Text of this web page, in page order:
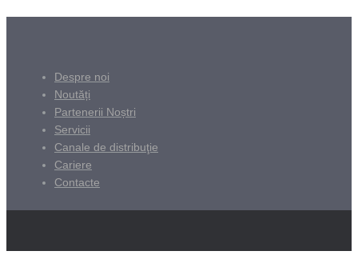
Despre noi
Noutăți
Partenerii Noștri
Servicii
Canale de distribuţie
Cariere
Contacte